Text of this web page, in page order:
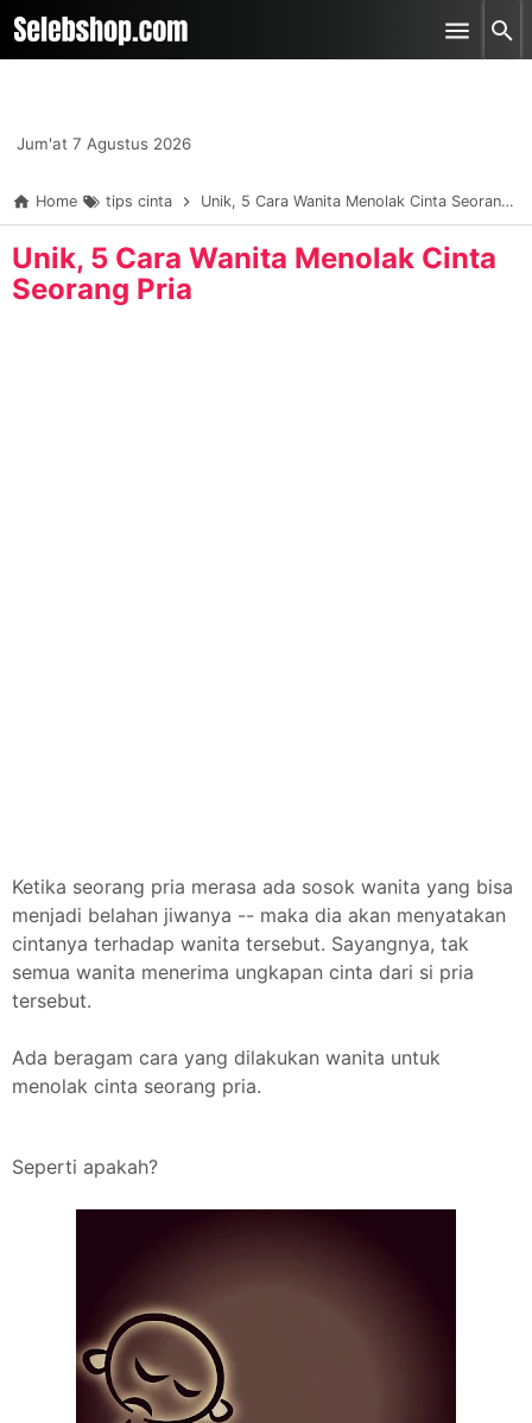
-->
Skip to main content
Jum'at 7 Agustus 2026
Home tips cinta Unik, 5 Cara Wanita Menolak Cinta Seorang Pria
Unik, 5 Cara Wanita Menolak Cinta
Seorang Pria
Ketika seorang pria merasa ada sosok wanita yang bisa
menjadi belahan jiwanya -- maka dia akan menyatakan
cintanya terhadap wanita tersebut. Sayangnya, tak
semua wanita menerima ungkapan cinta dari si pria
tersebut.
Ada beragam cara yang dilakukan wanita untuk
menolak cinta seorang pria.
Seperti apakah?